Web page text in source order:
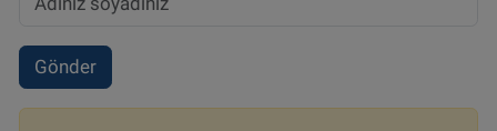
Gönder